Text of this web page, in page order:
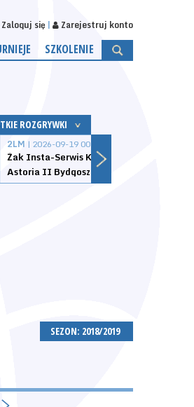
Zaloguj się Zarejestruj konto
SZKOLENIE
ROZGRYWKI
2LM | 2026-09-19 00:00
Żak Insta-Serwis Koszalin
Astoria II Bydgoszcz
SEZON: 2018/2019